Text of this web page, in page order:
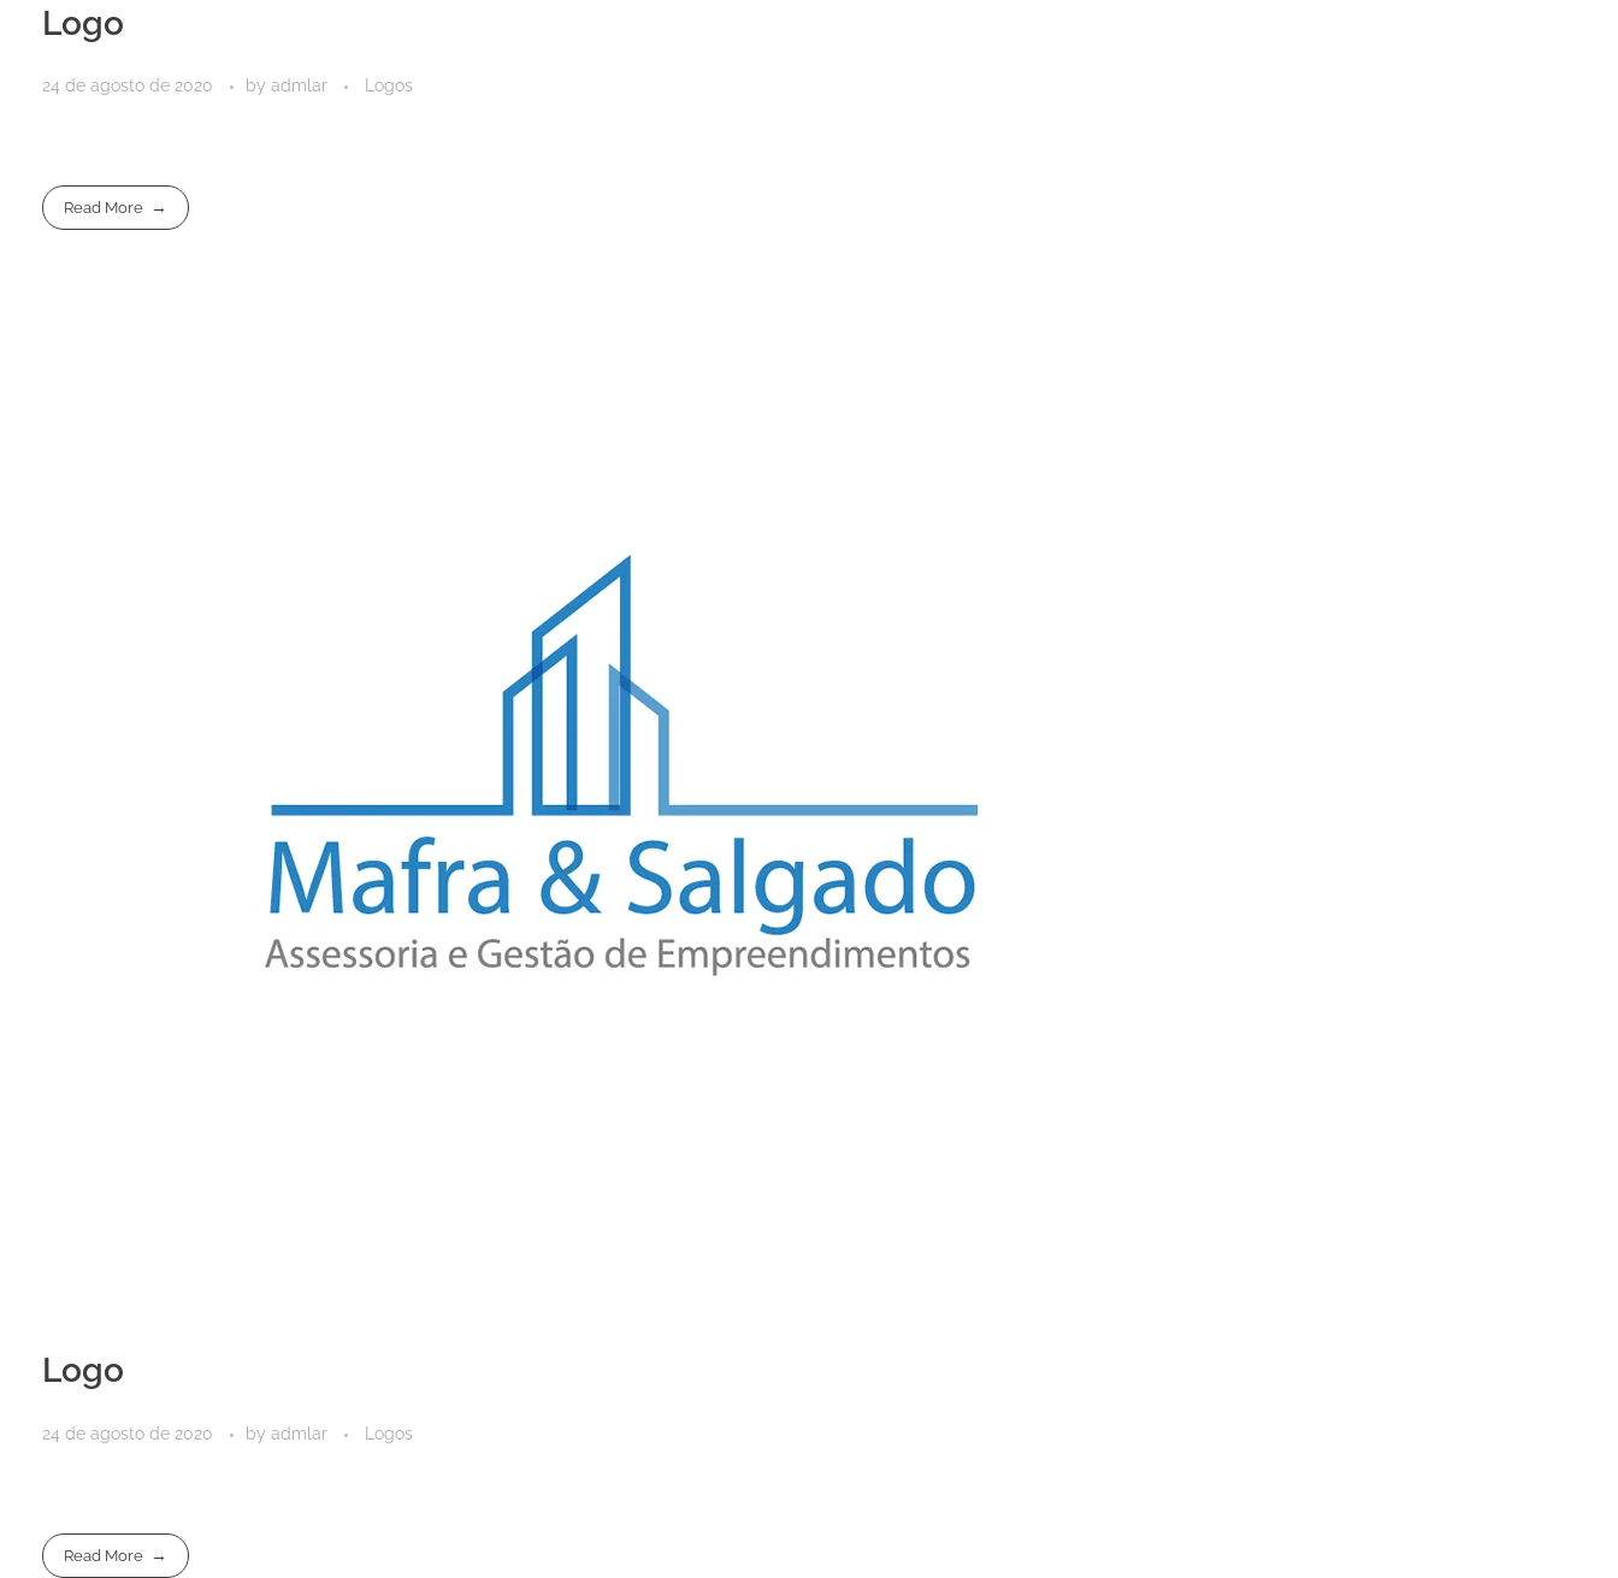
Logo
24 de agosto de 2020 by admlar Logos
Read More
Logo
24 de agosto de 2020 by admlar Logos
Read More